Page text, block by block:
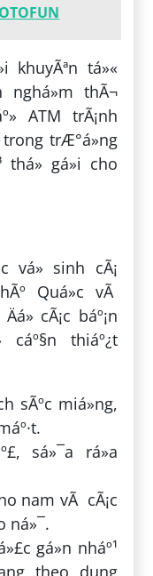
khuyÃªn tá»«
nghá»m thÃ¬
ATM trÃ¡nh
trÆ°á»ng
gá»i cho
vá» sinh cÃ¡
Quá»c vÃ
cÃ¡c báº¡n
cáº§n thiáº¿t
sÃºc miá»ng,
sá»¯a rá»­a
nam vÃ cÃ¡c
ná»¯.
gá»n nháº¹
theo dung